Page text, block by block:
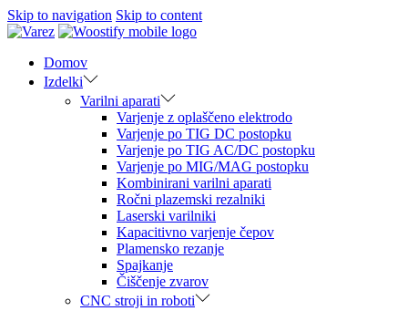
Skip to navigation Skip to content
Domov
Izdelki
Varilni aparati
Varjenje z oplaščeno elektrodo
Varjenje po TIG DC postopku
Varjenje po TIG AC/DC postopku
Varjenje po MIG/MAG postopku
Kombinirani varilni aparati
Ročni plazemski rezalniki
Laserski varilniki
Kapacitivno varjenje čepov
Plamensko rezanje
Spajkanje
Čiščenje zvarov
CNC stroji in roboti